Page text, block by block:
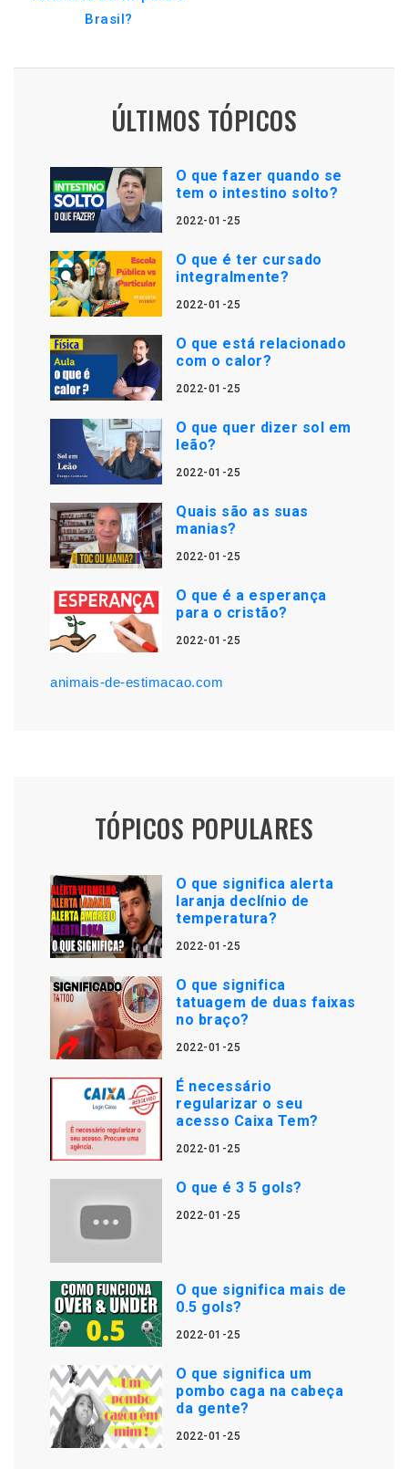
Brasil?
ÚLTIMOS TÓPICOS
O que fazer quando se
tem o intestino solto?
2022-01-25
O que é ter cursado
integralmente?
2022-01-25
O que está relacionado
com o calor?
2022-01-25
O que quer dizer sol em
leão?
2022-01-25
Quais são as suas
manias?
2022-01-25
O que é a esperança
para o cristão?
2022-01-25
animais-de-estimacao.com
TÓPICOS POPULARES
O que significa alerta
laranja declínio de
temperatura?
2022-01-25
O que significa
tatuagem de duas faixas
no braço?
2022-01-25
É necessário
regularizar o seu
acesso Caixa Tem?
2022-01-25
O que é 3 5 gols?
2022-01-25
O que significa mais de
0.5 gols?
2022-01-25
O que significa um
pombo caga na cabeça
da gente?
2022-01-25